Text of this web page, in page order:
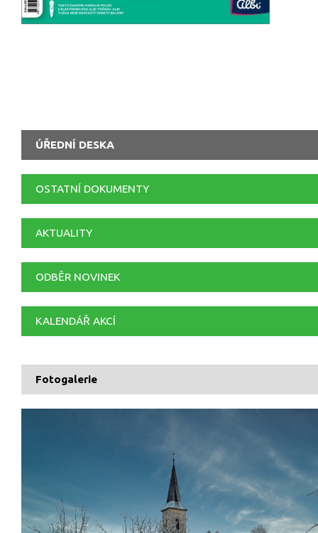
ÚŘEDNÍ DESKA
OSTATNÍ DOKUMENTY
AKTUALITY
ODBĚR NOVINEK
KALENDÁŘ AKCÍ
Fotogalerie